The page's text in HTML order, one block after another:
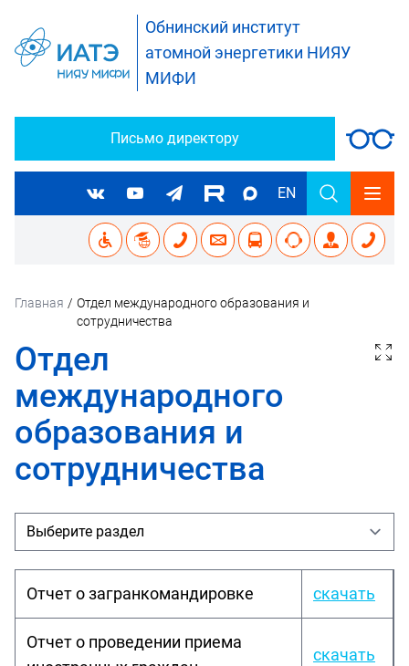
Обнинский институт
атомной энергетики НИЯУ
МИФИ
Письмо директору
EN
Главная / Отдел международного образования и
сотрудничества
Отдел
международного
образования и
сотрудничества
Отчет о загранкомандировке скачать
Отчет о проведении приема
скачать